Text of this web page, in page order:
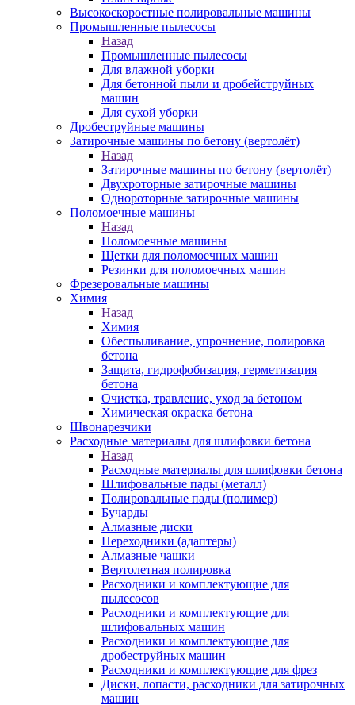
Высокоскоростные полировальные машины
Промышленные пылесосы
Назад
Промышленные пылесосы
Для влажной уборки
Для бетонной пыли и дробейструйных
машин
Для сухой уборки
Дробеструйные машины
Затирочные машины по бетону (вертолёт)
Назад
Затирочные машины по бетону (вертолёт)
Двухроторные затирочные машины
Однороторные затирочные машины
Поломоечные машины
Назад
Поломоечные машины
Щетки для поломоечных машин
Резинки для поломоечных машин
Фрезеровальные машины
Химия
Назад
Химия
Обеспыливание, упрочнение, полировка
бетона
Защита, гидрофобизация, герметизация
бетона
Очистка, травление, уход за бетоном
Химическая окраска бетона
Швонарезчики
Расходные материалы для шлифовки бетона
Назад
Расходные материалы для шлифовки бетона
Шлифовальные пады (металл)
Полировальные пады (полимер)
Бучарды
Алмазные диски
Переходники (адаптеры)
Алмазные чашки
Вертолетная полировка
Расходники и комплектующие для
пылесосов
Расходники и комплектующие для
шлифовальных машин
Расходники и комплектующие для
дробеструйных машин
Расходники и комплектующие для фрез
Диски, лопасти, расходники для затирочных
машин